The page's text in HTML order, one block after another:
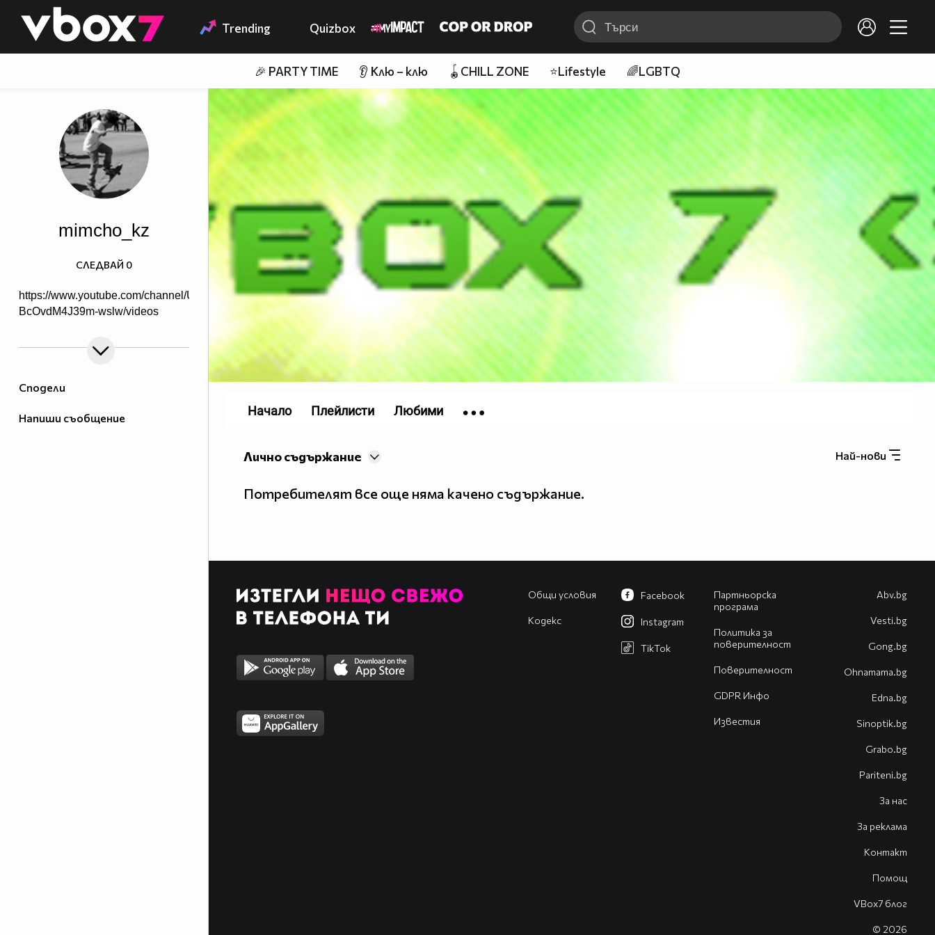
👾 Trending Quizbox
🎉 PARTY TIME 👂 Клю – клю 🪀CHILL ZONE ⭐Lifestyle 🌈LGBTQ
Сподели
Напиши съобщение
mimcho_kz
https://www.youtube.com/channel/UCXPJou-
BcOvdM4J39m-wslw/videos
СЛЕДВАЙ 0
Най-нови
Лично съдържание
Потребителят все още няма качено съдържание.
Начало Плейлисти Любими
Общи условия
Кодекс
Партньорска
програма
Политика за
поверителност
Поверителност
GDPR Инфо
Известия
Facebook
Instagram
TikTok
Abv.bg
Vesti.bg
Gong.bg
Оhnamama.bg
Edna.bg
Sinoptik.bg
Grabo.bg
Pariteni.bg
За нас
За реклама
Контакт
Помощ
VBox7 блог
© 2026